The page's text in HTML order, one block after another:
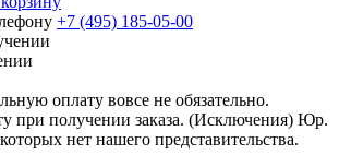
+7 (495) 185-05-00
оплату вовсе не обязательно.
при получении заказа. (Исключения) Юр.
нет нашего представительства.